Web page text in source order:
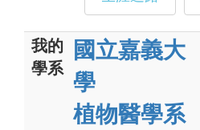
我的
學系
國立嘉義大
學
植物醫學系